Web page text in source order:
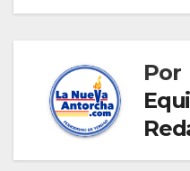
Por